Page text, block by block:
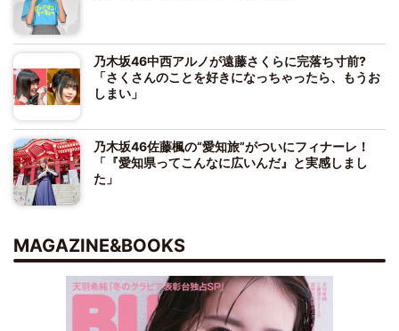
乃木坂46中西アルノが遠藤さくらに完落ち寸前?
「さくさんのことを好きになっちゃったら、もうお
しまい」
乃木坂46佐藤楓の“愛知旅”がついにフィナーレ！
「『愛知県ってこんなに広いんだ』と実感しまし
た」
MAGAZINE&BOOKS